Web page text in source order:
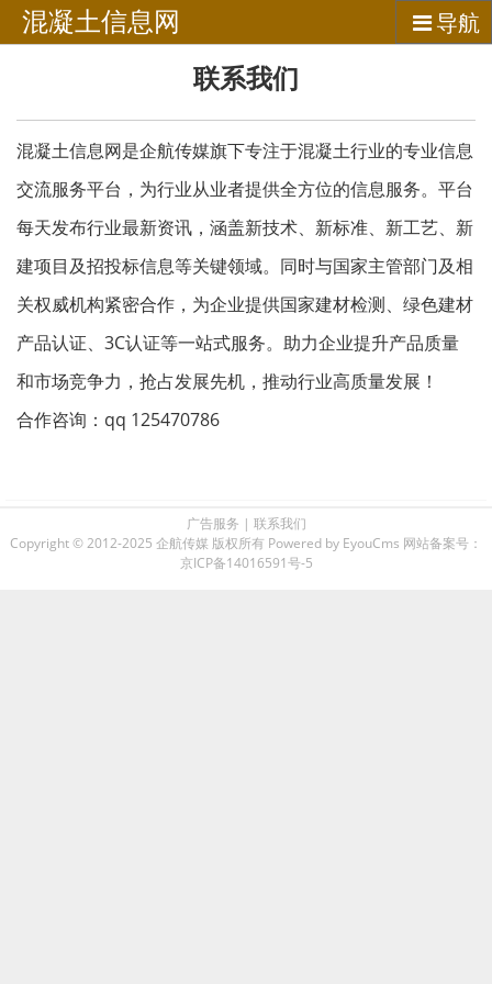
混凝土信息网 导航
联系我们
混凝土信息网是企航传媒旗下专注于混凝土行业的专业信息
交流服务平台，为行业从业者提供全方位的信息服务。平台
每天发布行业最新资讯，涵盖新技术、新标准、新工艺、新
建项目及招投标信息等关键领域。同时与国家主管部门及相
关权威机构紧密合作，为企业提供国家建材检测、绿色建材
产品认证、3C认证等一站式服务。助力企业提升产品质量
和市场竞争力，抢占发展先机，推动行业高质量发展！
合作咨询：qq 125470786
广告服务 | 联系我们
Copyright © 2012-2025 企航传媒 版权所有 Powered by EyouCms 网站备案号：
京ICP备14016591号-5